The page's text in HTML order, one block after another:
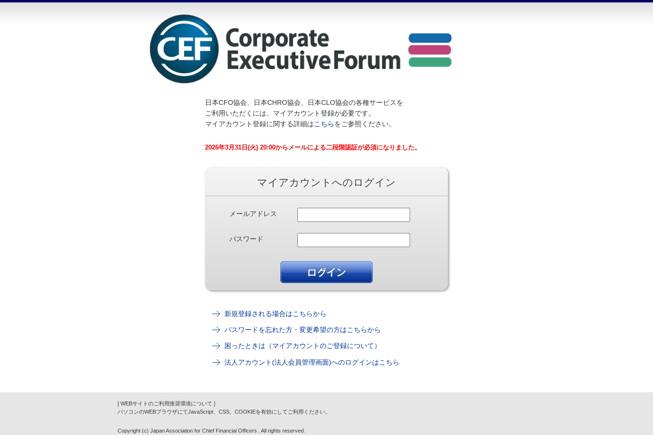
日本CFO協会、日本CHRO協会、日本CLO協会の各種サービスを
ご利用いただくには、マイアカウント登録が必要です。
マイアカウント登録に関する詳細はこちらをご参照ください。
2026年3月31日(火) 20:00からメールによる二段階認証が必須になりました。
マイアカウントへのログイン
メールアドレス
パスワード
新規登録される場合はこちらから
パスワードを忘れた方・変更希望の方はこちらから
困ったときは（マイアカウントのご登録について）
法人アカウント(法人会員管理画面)へのログインはこちら
[ WEBサイトのご利用推奨環境について ]
パソコンのWEBブラウザにてJavaScript、CSS、COOKIEを有効にしてご利用ください。
Copyright (c) Japan Association for Chief Financial Officers . All rights reserved.